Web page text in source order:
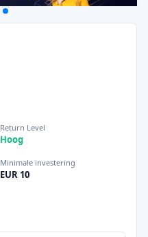
Return Level
Hoog
Minimale investering
EUR 10